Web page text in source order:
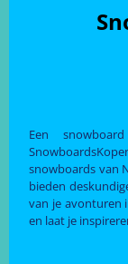
Een
snowboards van
bieden
van je avonturen
en laat je